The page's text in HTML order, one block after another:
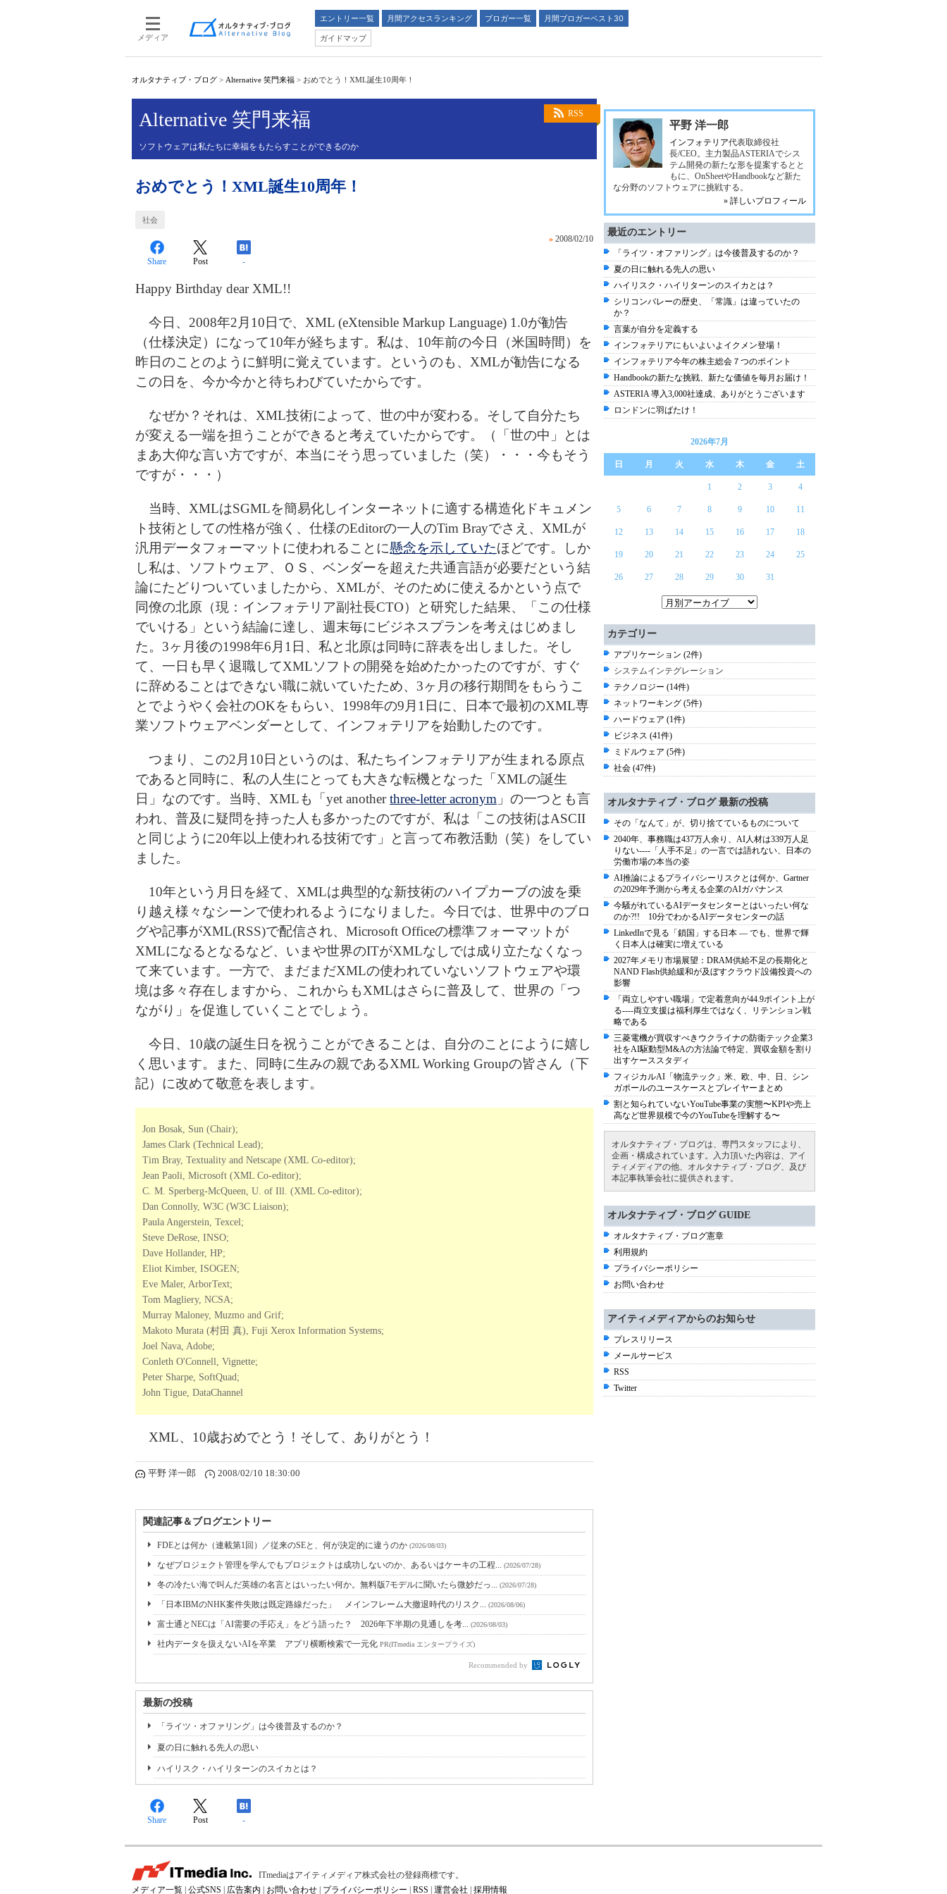
メディア
エントリー一覧 月間アクセスランキング ブロガー一覧
月間ブロガーベスト30
ガイドマップ
オルタナティブ・ブログ > Alternative 笑門来福 > おめでとう！XML誕生10周年！
RSS
Alternative 笑門来福
ソフトウェアは私たちに幸福をもたらすことができるのか
おめでとう！XML誕生10周年！
社会
» 2008/02/10
Share Post -
Happy Birthday dear XML!!
今日、2008年2月10日で、XML (eXtensible Markup Language) 1.0が勧告
（仕様決定）になって10年が経ちます。私は、10年前の今日（米国時間）を
昨日のことのように鮮明に覚えています。というのも、XMLが勧告になる
この日を、今か今かと待ちわびていたからです。
なぜか？それは、XML技術によって、世の中が変わる。そして自分たち
が変える一端を担うことができると考えていたからです。（「世の中」とは
まあ大仰な言い方ですが、本当にそう思っていました（笑）・・・今もそう
ですが・・・）
当時、XMLはSGMLを簡易化しインターネットに適する構造化ドキュメン
ト技術としての性格が強く、仕様のEditorの一人のTim Brayでさえ、XMLが
汎用データフォーマットに使われることに懸念を示していたほどです。しか
し私は、ソフトウェア、ＯＳ、ベンダーを超えた共通言語が必要だという結
論にたどりついていましたから、XMLが、そのために使えるかという点で
同僚の北原（現：インフォテリア副社長CTO）と研究した結果、「この仕様
でいける」という結論に達し、週末毎にビジネスプランを考えはじめまし
た。3ヶ月後の1998年6月1日、私と北原は同時に辞表を出しました。そし
て、一日も早く退職してXMLソフトの開発を始めたかったのですが、すぐ
に辞めることはできない職に就いていたため、3ヶ月の移行期間をもらうこ
とでようやく会社のOKをもらい、1998年の9月1日に、日本で最初のXML専
業ソフトウェアベンダーとして、インフォテリアを始動したのです。
つまり、この2月10日というのは、私たちインフォテリアが生まれる原点
であると同時に、私の人生にとっても大きな転機となった「XMLの誕生
日」なのです。当時、XMLも「yet anotherthree-letter acronym 」の一つとも言
われ、普及に疑問を持った人も多かったのですが、私は「この技術はASCII
と同じように20年以上使われる技術です」と言って布教活動（笑）をしてい
ました。
10年という月日を経て、XMLは典型的な新技術のハイプカーブの波を乗
り越え様々なシーンで使われるようになりました。今日では、世界中のブロ
グや記事がXML(RSS)で配信され、Microsoft Officeの標準フォーマットが
XMLになるとなるなど、いまや世界のITがXMLなしでは成り立たなくなっ
て来ています。一方で、まだまだXMLの使われていないソフトウェアや環
境は多々存在しますから、これからもXMLはさらに普及して、世界の「つ
ながり」を促進していくことでしょう。
今日、10歳の誕生日を祝うことができることは、自分のことにように嬉し
く思います。また、同時に生みの親であるXML Working Groupの皆さん（下
記）に改めて敬意を表します。
Jon Bosak, Sun (Chair);
James Clark (Technical Lead);
Tim Bray, Textuality and Netscape (XML Co-editor);
Jean Paoli, Microsoft (XML Co-editor);
C. M. Sperberg-McQueen, U. of Ill. (XML Co-editor);
Dan Connolly, W3C (W3C Liaison);
Paula Angerstein, Texcel;
Steve DeRose, INSO;
Dave Hollander, HP;
Eliot Kimber, ISOGEN;
Eve Maler, ArborText;
Tom Magliery, NCSA;
Murray Maloney, Muzmo and Grif;
Makoto Murata (村田 真), Fuji Xerox Information Systems;
Joel Nava, Adobe;
Conleth O'Connell, Vignette;
Peter Sharpe, SoftQuad;
John Tigue, DataChannel
XML、10歳おめでとう！そして、ありがとう！
平野 洋一郎 2008/02/10 18:30:00
関連記事＆ブログエントリー
FDEとは何か（連載第1回）／従来のSEと、何が決定的に違うのか (2026/08/03)
なぜプロジェクト管理を学んでもプロジェクトは成功しないのか、あるいはケーキの工程... (2026/07/28)
冬の冷たい海で叫んだ英雄の名言とはいったい何か。無料版7モデルに聞いたら微妙だっ... (2026/07/28)
「日本IBMのNHK案件失敗は既定路線だった」 メインフレーム大撤退時代のリスク... (2026/08/06)
富士通とNECは「AI需要の手応え」をどう語った？ 2026年下半期の見通しを考... (2026/08/03)
社内データを扱えないAIを卒業 アプリ横断検索で一元化 PR(ITmedia エンタープライズ)
Recommended by
最新の投稿
「ライツ・オファリング」は今後普及するのか？
夏の日に触れる先人の思い
ハイリスク・ハイリターンのスイカとは？
Share Post -
平野 洋一郎
インフォテリア代表取締役社
長/CEO。主力製品ASTERIAでシス
テム開発の新たな形を提案するとと
もに、OnSheetやHandbookなど新た
な分野のソフトウェアに挑戦する。
» 詳しいプロフィール
最近のエントリー
「ライツ・オファリング」は今後普及するのか？
夏の日に触れる先人の思い
ハイリスク・ハイリターンのスイカとは？
シリコンバレーの歴史、「常識」は違っていたの
か？
言葉が自分を定義する
インフォテリアにもいよいよイクメン登場！
インフォテリア今年の株主総会７つのポイント
Handbookの新たな挑戦、新たな価値を毎月お届け！
ASTERIA 導入3,000社達成、ありがとうございます
ロンドンに羽ばたけ！
2026年7月
日 月 火 水 木 金 土
1 2 3 4
5 6 7 8 9 10 11
12 13 14 15 16 17 18
19 20 21 22 23 24 25
26 27 28 29 30 31
カテゴリー
アプリケーション (2件)
システムインテグレーション
テクノロジー (14件)
ネットワーキング (5件)
ハードウェア (1件)
ビジネス (41件)
ミドルウェア (5件)
社会 (47件)
オルタナティブ・ブログ 最新の投稿
その「なんて」が、切り捨てているものについて
2040年、事務職は437万人余り、AI人材は339万人足
りない----「人手不足」の一言では語れない、日本の
労働市場の本当の姿
AI推論によるプライバシーリスクとは何か、Gartner
の2029年予測から考える企業のAIガバナンス
今騒がれているAIデータセンターとはいったい何な
のか?!! 10分でわかるAIデータセンターの話
LinkedInで見る「鎖国」する日本 ― でも、世界で輝
く日本人は確実に増えている
2027年メモリ市場展望：DRAM供給不足の長期化と
NAND Flash供給緩和が及ぼすクラウド設備投資への
影響
「両立しやすい職場」で定着意向が44.9ポイント上が
る----両立支援は福利厚生ではなく、リテンション戦
略である
三菱電機が買収すべきウクライナの防衛テック企業3
社をAI駆動型M&Aの方法論で特定、買収金額を割り
出すケーススタディ
フィジカルAI「物流テック」米、欧、中、日、シン
ガポールのユースケースとプレイヤーまとめ
割と知られていないYouTube事業の実態〜KPIや売上
高など世界規模で今のYouTubeを理解する〜
オルタナティブ・ブログは、専門スタッフにより、
企画・構成されています。入力頂いた内容は、アイ
ティメディアの他、オルタナティブ・ブログ、及び
本記事執筆会社に提供されます。
オルタナティブ・ブログ GUIDE
オルタナティブ・ブログ憲章
利用規約
プライバシーポリシー
お問い合わせ
アイティメディアからのお知らせ
プレスリリース
メールサービス
RSS
Twitter
ITmediaはアイティメディア株式会社の登録商標です。
メディア一覧 公式SNS 広告案内 お問い合わせ プライバシーポリシー RSS 運営会社 採用情報